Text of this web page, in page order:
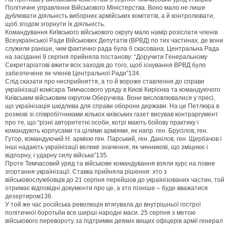
Політичне управління Військового Міністерства. Воно мало не лише
дублювати діяльність виборних армійських комітетів, а й контролювати,
щоб згодом згорнути їх діяльність.
Командування Київського військового округу мало намір розіслати членів
Всеукраїнської Ради Військових Депутатів (ВРВД) по тих частинах, де вони
служили раніше, чим фактично рада була б скасована. Центральна Рада
на засіданні 9 серпня прийняла постанову: “Доручити Генеральному
Секретаріатові вжити всіх заходів до того, щоб існування ВРВД було
забезпечене як членів Центральної Ради”134.
Слід сказати про несприйняття, а то й вороже ставлення до справи
українізації комісара Тимчасового уряду в Києві Кирієнка та командуючого
Київським військовим округом Оберучева. Вони висловлювалися у пресі,
що українізація шкідлива для справи оборони держави. На це Петлюра в
розмові зі співробітниками кількох київських газет висував контраргумент
про те, що “різні авторитетні особи, котрі мають бойову практику і
командують корпусами та цілими арміями, як напр. ген. Брусілов, ген.
Гутор, командуючий Н. армією ген. Парський, ген. Данілов, ген. Щербачов і
інші надають українізації велике значення, як чинникові, що зміцнює і
відпорну, і ударну силу війська”135.
Проте Тимчасовий уряд та військове командування взяли курс на повне
згортання українізації. Ставка прийняла рішення: хто з
військовослужбовців до 21 серпня перейшов до українізованих частин, той
отримає відповідні документи про це, а хто пізніше – буде вважатися
дезертиром136.
У той же час російська революція втягувала до внутрішньої гострої
політичної боротьби все ширші народні маси. 25 серпня з метою
військового перевороту за підтримки деяких вищих офіцерів армії генерал